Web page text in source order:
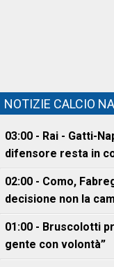
NOTIZIE CALCIO
03:00 - Rai - Gatti-
difensore resta in
02:00 - Como,
decisione non la
01:00 - Bruscolotti
gente con volontà”